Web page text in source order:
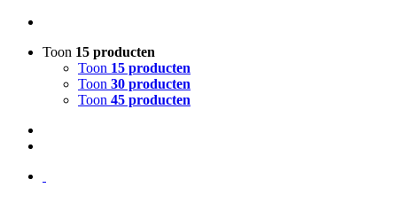
Toon 15 producten
Toon 15 producten
Toon 30 producten
Toon 45 producten